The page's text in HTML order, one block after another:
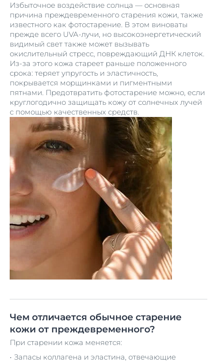
Избыточное воздействие солнца — основная
причина преждевременного старения кожи, также
известного как фотостарение. В этом виноваты
прежде всего UVA-лучи, но высокоэнергетический
видимый свет также может вызывать
окислительный стресс, повреждающий ДНК клеток.
Из-за этого кожа стареет раньше положенного
срока: теряет упругость и эластичность,
покрывается морщинками и пигментными
пятнами. Предотвратить фотостарение можно, если
круглогодично защищать кожу от солнечных лучей
с помощью качественных средств.
Чем отличается обычное старение
кожи от преждевременного?
При старении кожа меняется:
Запасы коллагена и эластина, отвечающие